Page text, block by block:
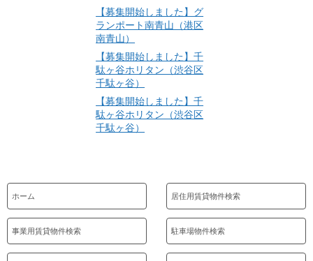
【募集開始しました】グ
ランポート南青山（港区
南青山）
【募集開始しました】千
駄ヶ谷ホリタン（渋谷区
千駄ヶ谷）
【募集開始しました】千
駄ヶ谷ホリタン（渋谷区
千駄ヶ谷）
ホーム 居住用賃貸物件検索
事業用賃貸物件検索 駐車場物件検索